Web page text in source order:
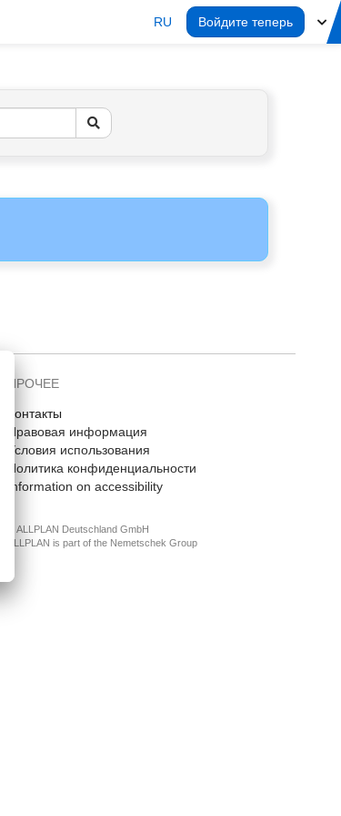
RU Войдите теперь
ПРОЧЕЕ
Контакты
Правовая информация
Условия использования
Политика конфиденциальности
Information on accessibility
© ALLPLAN Deutschland GmbH
ALLPLAN is part of the Nemetschek Group